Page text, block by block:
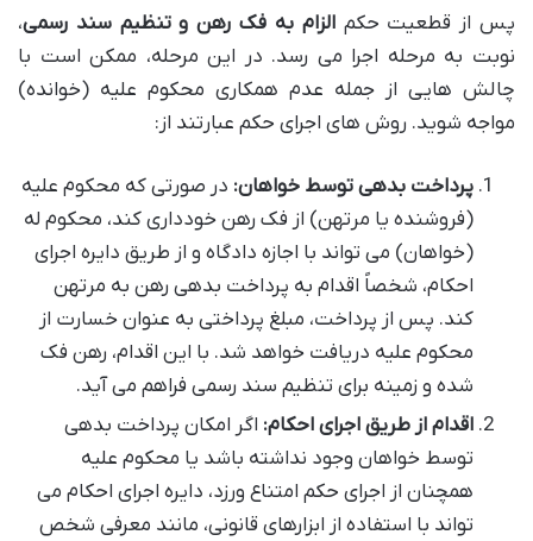
پس از قطعیت حکمالزام به فک رهن و تنظیم سند رسمی،
نوبت به مرحله اجرا می رسد. در این مرحله، ممکن است با
چالش هایی از جمله عدم همکاری محکوم علیه (خوانده)
مواجه شوید. روش های اجرای حکم عبارتند از:
پرداخت بدهی توسط خواهان: در صورتی که محکوم علیه
(فروشنده یا مرتهن) از فک رهن خودداری کند، محکوم له
(خواهان) می تواند با اجازه دادگاه و از طریق دایره اجرای
احکام، شخصاً اقدام به پرداخت بدهی رهن به مرتهن
کند. پس از پرداخت، مبلغ پرداختی به عنوان خسارت از
محکوم علیه دریافت خواهد شد. با این اقدام، رهن فک
شده و زمینه برای تنظیم سند رسمی فراهم می آید.
اقدام از طریق اجرای احکام: اگر امکان پرداخت بدهی
توسط خواهان وجود نداشته باشد یا محکوم علیه
همچنان از اجرای حکم امتناع ورزد، دایره اجرای احکام می
تواند با استفاده از ابزارهای قانونی، مانند معرفی شخص